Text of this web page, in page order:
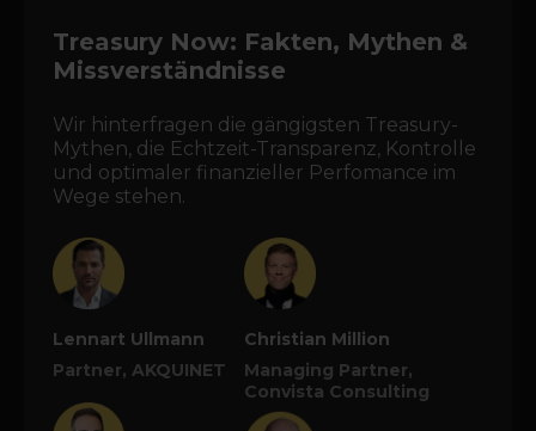
Treasury Now: Fakten, Mythen &
Missverständnisse
Wir hinterfragen die gängigsten Treasury-
Mythen, die Echtzeit-Transparenz, Kontrolle
und optimaler finanzieller Perfomance im
Wege stehen.
Lennart Ullmann
Partner, AKQUINET
Christian Million
Managing Partner,
Convista Consulting